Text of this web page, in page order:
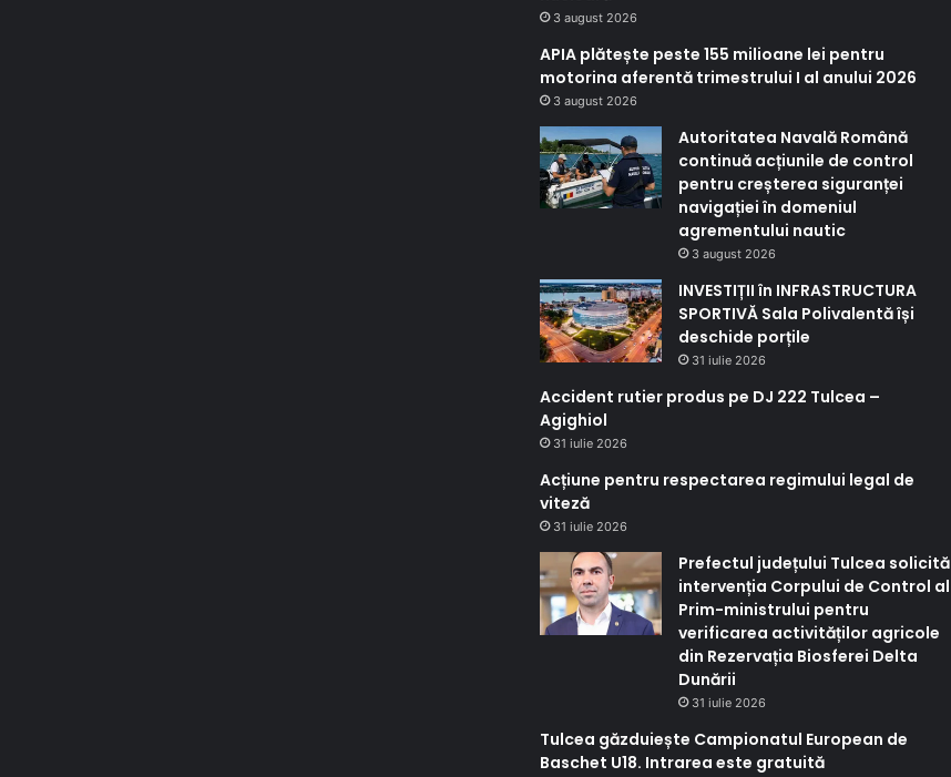
3 august 2026
APIA plătește peste 155 milioane lei pentru
motorina aferentă trimestrului I al anului 2026
3 august 2026
Autoritatea Navală Română
continuă acțiunile de control
pentru creșterea siguranței
navigației în domeniul
agrementului nautic
3 august 2026
INVESTIȚII în INFRASTRUCTURA
SPORTIVĂ Sala Polivalentă își
deschide porțile
31 iulie 2026
Accident rutier produs pe DJ 222 Tulcea –
Agighiol
31 iulie 2026
Acțiune pentru respectarea regimului legal de
viteză
31 iulie 2026
Prefectul județului Tulcea solicită
intervenția Corpului de Control al
Prim-ministrului pentru
verificarea activităților agricole
din Rezervația Biosferei Delta
Dunării
31 iulie 2026
Tulcea găzduiește Campionatul European de
Baschet U18. Intrarea este gratuită